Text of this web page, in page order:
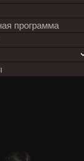
программа